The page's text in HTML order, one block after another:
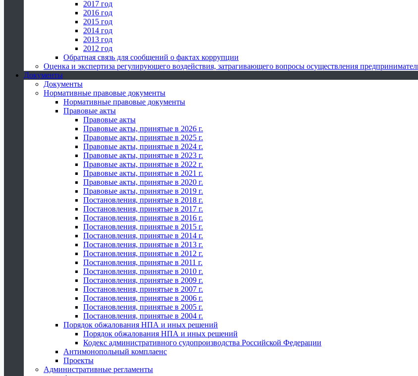
2017 год
2016 год
2015 год
2014 год
2013 год
2012 год
Обратная связь для сообщений о фактах коррупции
Оценка и экспертиза регулирующего воздействия, затрагивающего вопросы осуществления
Документы
Документы
Нормативные правовые документы
Нормативные правовые документы
Правовые акты
Правовые акты
Правовые акты, принятые в 2026 г.
Правовые акты, принятые в 2025 г.
Правовые акты, принятые в 2024 г.
Правовые акты, принятые в 2023 г.
Правовые акты, принятые в 2022 г.
Правовые акты, принятые в 2021 г.
Правовые акты, принятые в 2020 г.
Правовые акты, принятые в 2019 г.
Постановления, принятые в 2018 г.
Постановления, принятые в 2017 г.
Постановления, принятые в 2016 г.
Постановления, принятые в 2015 г.
Постановления, принятые в 2014 г.
Постановления, принятые в 2013 г.
Постановления, принятые в 2012 г.
Постановления, принятые в 2011 г.
Постановления, принятые в 2010 г.
Постановления, принятые в 2009 г.
Постановления, принятые в 2007 г.
Постановления, принятые в 2006 г.
Постановления, принятые в 2005 г.
Постановления, принятые в 2004 г.
Порядок обжалования НПА и иных решений
Порядок обжалования НПА и иных решений
Кодекс административного судопроизводства Российской Федерации
Антимонопольный комплаенс
Проекты
Административные регламенты